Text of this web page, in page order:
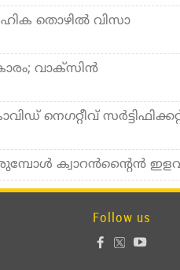
തൊഴില്‍ വിസാ
വാക്‌സിന്‍
നെഗറ്റീവ്
ക്വാറന്‍ന്റൈന്‍
Follow us